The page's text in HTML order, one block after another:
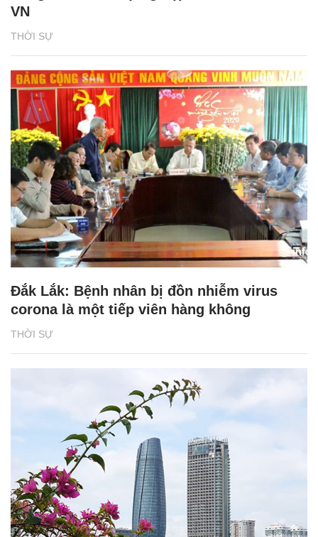
THỜI SỰ
VN
THỜI SỰ
Đắk Lắk: Bệnh nhân bị đồn nhiễm virus
corona là một tiếp viên hàng không